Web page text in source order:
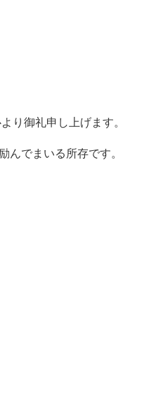
り御礼申し上げます。
んでまいる所存です。